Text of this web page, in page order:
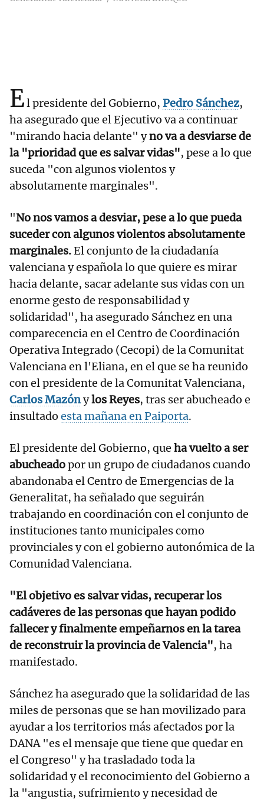
El presidente del Gobierno, Pedro Sánchez,
ha asegurado que el Ejecutivo va a continuar
"mirando hacia delante" yno va a desviarse de
la "prioridad que es salvar vidas", pese a lo que
suceda "con algunos violentos y
absolutamente marginales".
"No nos vamos a desviar, pese a lo que pueda
suceder con algunos violentos absolutamente
marginales.El conjunto de la ciudadanía
valenciana y española lo que quiere es mirar
hacia delante, sacar adelante sus vidas con un
enorme gesto de responsabilidad y
solidaridad", ha asegurado Sánchez en una
comparecencia en el Centro de Coordinación
Operativa Integrado (Cecopi) de la Comunitat
Valenciana en l'Eliana, en el que se ha reunido
con el presidente de la Comunitat Valenciana,
Carlos Mazónylos Reyes, tras ser abucheado e
insultado esta mañana en Paiporta.
El presidente del Gobierno, que ha vuelto a ser
abucheadopor un grupo de ciudadanos cuando
abandonaba el Centro de Emergencias de la
Generalitat, ha señalado que seguirán
trabajando en coordinación con el conjunto de
instituciones tanto municipales como
provinciales y con el gobierno autonómica de la
Comunidad Valenciana.
"El objetivo es salvar vidas, recuperar los
cadáveres de las personas que hayan podido
fallecer y finalmente empeñarnos en la tarea
de reconstruir la provincia de Valencia", ha
manifestado.
Sánchez ha asegurado que la solidaridad de las
miles de personas que se han movilizado para
ayudar a los territorios más afectados por la
DANA "es el mensaje que tiene que quedar en
el Congreso" y ha trasladado toda la
solidaridad y el reconocimiento del Gobierno a
la "angustia, sufrimiento y necesidad de